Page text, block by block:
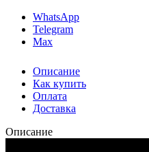
WhatsApp
Telegram
Max
Описание
Как купить
Оплата
Доставка
Описание